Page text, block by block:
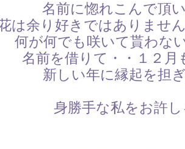
名前に惚れこんで頂
は余り好きではありませ
何が何でも咲いて貰わな
名前を借りて・・１２月
新しい年に縁起を担
身勝手な私をお許